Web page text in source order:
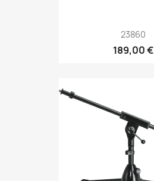
23860
189,00 €